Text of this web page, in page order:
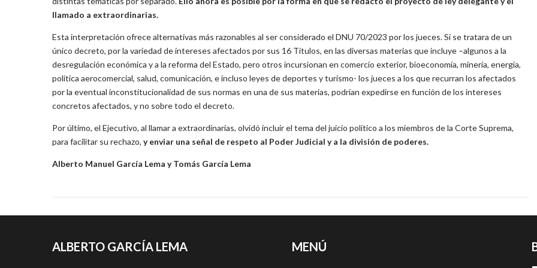
llamado a extraordinarias.
Esta interpretación ofrece alternativas más razonables al ser considerado el DNU 70/2023 por los jueces. Si se tratara de un
único decreto, por la variedad de intereses afectados por sus 16 Títulos, en las diversas materias que incluye –algunos a la
desregulación económica y a la reforma del Estado, pero otros incursionan en comercio exterior, bioeconomía, minería, energía,
política aerocomercial, salud, comunicación, e incluso leyes de deportes y turismo- los jueces a los que recurran los afectados
por la eventual inconstitucionalidad de sus normas en una de sus materias, podrían expedirse en función de los intereses
concretos afectados, y no sobre todo el decreto.
Por último, el Ejecutivo, al llamar a extraordinarias, olvidó incluir el tema del juicio político a los miembros de la Corte Suprema,
para facilitar su rechazo, y enviar una señal de respeto al Poder Judicial y a la división de poderes.
Alberto Manuel García Lema y Tomás García Lema
ALBERTO GARCÍA LEMA MENÚ